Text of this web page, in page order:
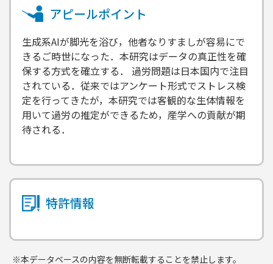
アピールポイント
生成系AIが脚光を浴び，他者なりすましが容易にで
きるご時世になった．本研究はデータの真正性を確
保する方式を確立する． 過労問題は日本国内で注目
されている．従来ではアンケート形式でストレス検
定を行ってきたが，本研究では客観的な生体情報を
用いて過労の推定ができるため，産学への貢献が期
待される．
特許情報
※本データベースの内容を無断転載することを禁止します。